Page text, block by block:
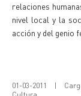
relaciones
nivel local y la
acción y del genio
01-03-2011 |